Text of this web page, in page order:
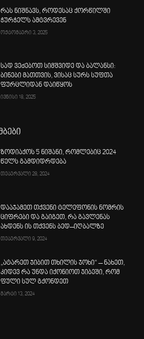
რას ნიშნავს, როდესაც ქორწილში
ჭურჭელს ამტვრევენ
ოქტომბერი 3, 2025
სად ვეძებოთ სიმშვიდე და ბალანსი:
ბინები მათთვის, ვისაც სურს სუფთა
ფურცლიდან დაიწყოს
ივნისი 18, 2025
ზოდიაქოს 5 ნიშანი, რომლებიც 2024
წელს გამდიდრდება
თებერვალი 28, 2024
დააჯამეთ თქვენი ტელეფონის ნომრის
ციფრები და გაიგეთ, რა გავლენას
ახდენს ის თქვენს ბედ–იღბალზე
თებერვალი 9, 2024
„ატარეთ ჯიბით თხილის ჯოხი“ – ნახეთ,
კიდევ რა უნდა იქონიოთ ჯიბეში, რომ
ფული სულ გქონდეთ
მარტი 13, 2024